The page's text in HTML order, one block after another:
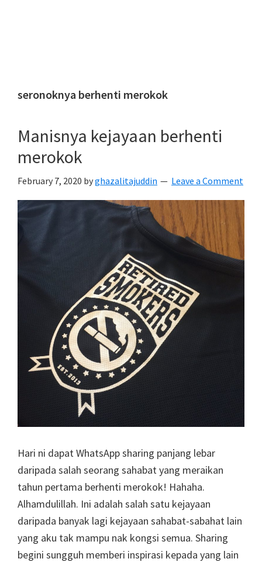
seronoknya berhenti merokok
Manisnya kejayaan berhenti
merokok
February 7, 2020 byghazalitajuddin Leave a Comment
Hari ni dapat WhatsApp sharing panjang lebar
daripada salah seorang sahabat yang meraikan
tahun pertama berhenti merokok! Hahaha.
Alhamdulillah. Ini adalah salah satu kejayaan
daripada banyak lagi kejayaan sahabat-sabahat lain
yang aku tak mampu nak kongsi semua. Sharing
begini sungguh memberi inspirasi kepada yang lain